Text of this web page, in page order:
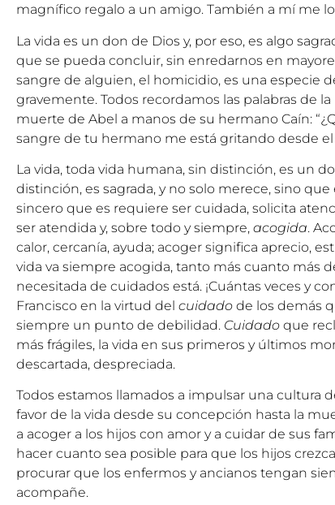
magnífico regalo a un amigo. También a mí me
La vida es un don de Dios y, por eso, es algo
que se pueda concluir, sin enredarnos en
sangre de alguien, el homicidio, es una especie
gravemente. Todos recordamos las palabras de
muerte de Abel a manos de su hermano Caín:
sangre de tu hermano me está gritando desde el
La vida, toda vida humana, sin distinción, es un
distinción, es sagrada, y no solo merece, sino
sincero que es requiere ser cuidada, solicita
ser atendida y, sobre todo y siempre, acogida.
calor, cercanía, ayuda; acoger significa aprecio,
vida va siempre acogida, tanto más cuanto más
necesitada de cuidados está. ¡Cuántas veces y
Francisco en la virtud del cuidado de los demás
siempre un punto de debilidad. Cuidado que
más frágiles, la vida en sus primeros y últimos
descartada, despreciada.
Todos estamos llamados a impulsar una cultura
favor de la vida desde su concepción hasta la
a acoger a los hijos con amor y a cuidar de sus
hacer cuanto sea posible para que los hijos
procurar que los enfermos y ancianos tengan
acompañe.